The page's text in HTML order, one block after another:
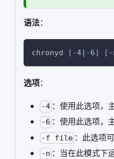
语法：
chronyd [ -4| -6] [ -
选项：
-4 ：使用此选项，
-6 ：使用此选项，
-f file ：此选项
-n ：当在此模式下